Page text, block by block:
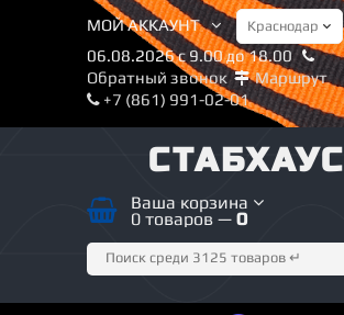
МОЙ АККАУНТ
06.08.2026 с 9.00 до 18.00
Обратный звонок
Маршрут
+7 (861) 991-02-01
СТАБХАУС
Ваша корзина
0 товаров — 0